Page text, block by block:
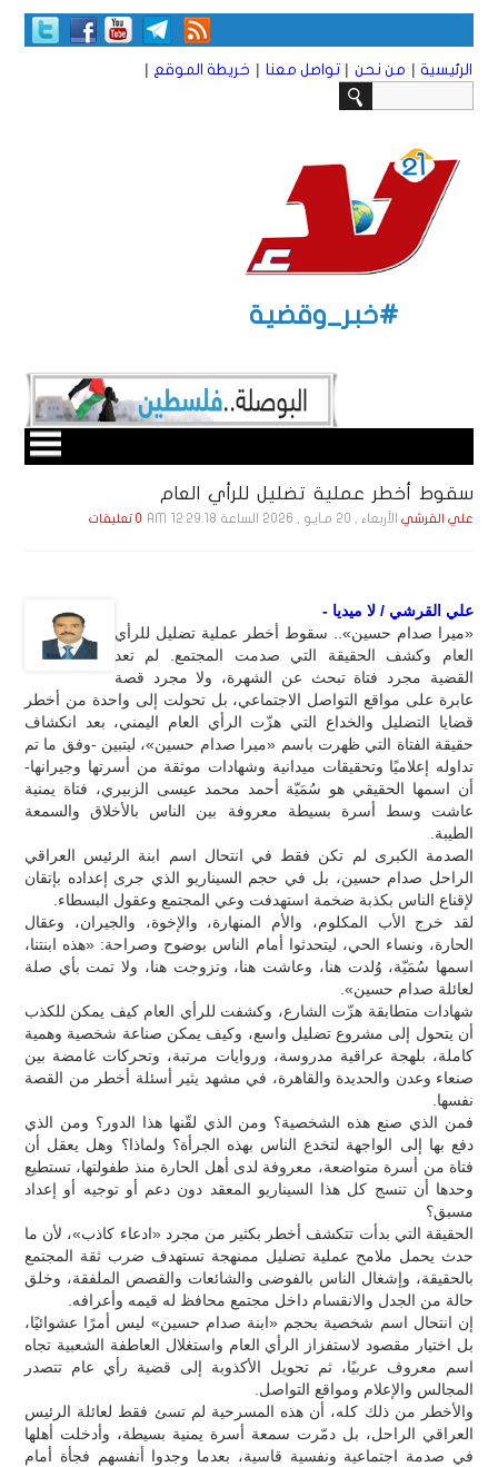
الرئيسية | من نحن | تواصل معنا | خريطة الموقع |
#خبر_وقضية
سقوط أخطر عملية تضليل للرأي العام
علي القرشي الأربعاء , 20 مـايـو , 2026 الساعة 12:29:18 AM 0 تعليقات
علي القرشي / لا ميديا -
«ميرا صدام حسين».. سقوط أخطر عملية تضليل للرأي
العام وكشف الحقيقة التي صدمت المجتمع. لم تعد
القضية مجرد فتاة تبحث عن الشهرة، ولا مجرد قصة
عابرة على مواقع التواصل الاجتماعي، بل تحولت إلى واحدة من أخطر
قضايا التضليل والخداع التي هزّت الرأي العام اليمني، بعد انكشاف
حقيقة الفتاة التي ظهرت باسم «ميرا صدام حسين»، ليتبين -وفق ما تم
تداوله إعلاميًا وتحقيقات ميدانية وشهادات موثقة من أسرتها وجيرانها-
أن اسمها الحقيقي هو سُمَيّة أحمد محمد عيسى الزبيري، فتاة يمنية
عاشت وسط أسرة بسيطة معروفة بين الناس بالأخلاق والسمعة
الطيبة.
الصدمة الكبرى لم تكن فقط في انتحال اسم ابنة الرئيس العراقي
الراحل صدام حسين، بل في حجم السيناريو الذي جرى إعداده بإتقان
لإقناع الناس بكذبة ضخمة استهدفت وعي المجتمع وعقول البسطاء.
لقد خرج الأب المكلوم، والأم المنهارة، والإخوة، والجيران، وعقال
الحارة، ونساء الحي، ليتحدثوا أمام الناس بوضوح وصراحة: «هذه ابنتنا،
اسمها سُمَيّة، وُلدت هنا، وعاشت هنا، وتزوجت هنا، ولا تمت بأي صلة
لعائلة صدام حسين».
شهادات متطابقة هزّت الشارع، وكشفت للرأي العام كيف يمكن للكذب
أن يتحول إلى مشروع تضليل واسع، وكيف يمكن صناعة شخصية وهمية
كاملة، بلهجة عراقية مدروسة، وروايات مرتبة، وتحركات غامضة بين
صنعاء وعدن والحديدة والقاهرة، في مشهد يثير أسئلة أخطر من القصة
نفسها.
فمن الذي صنع هذه الشخصية؟ ومن الذي لقّنها هذا الدور؟ ومن الذي
دفع بها إلى الواجهة لتخدع الناس بهذه الجرأة؟ ولماذا؟ وهل يعقل أن
فتاة من أسرة متواضعة، معروفة لدى أهل الحارة منذ طفولتها، تستطيع
وحدها أن تنسج كل هذا السيناريو المعقد دون دعم أو توجيه أو إعداد
مسبق؟
الحقيقة التي بدأت تتكشف أخطر بكثير من مجرد «ادعاء كاذب»، لأن ما
حدث يحمل ملامح عملية تضليل ممنهجة تستهدف ضرب ثقة المجتمع
بالحقيقة، وإشغال الناس بالفوضى والشائعات والقصص الملفقة، وخلق
حالة من الجدل والانقسام داخل مجتمع محافظ له قيمه وأعرافه.
إن انتحال اسم شخصية بحجم «ابنة صدام حسين» ليس أمرًا عشوائيًا،
بل اختيار مقصود لاستفزاز الرأي العام واستغلال العاطفة الشعبية تجاه
اسم معروف عربيًا، ثم تحويل الأكذوبة إلى قضية رأي عام تتصدر
المجالس والإعلام ومواقع التواصل.
والأخطر من ذلك كله، أن هذه المسرحية لم تسئ فقط لعائلة الرئيس
العراقي الراحل، بل دمّرت سمعة أسرة يمنية بسيطة، وأدخلت أهلها
في صدمة اجتماعية ونفسية قاسية، بعدما وجدوا أنفسهم فجأة أمام